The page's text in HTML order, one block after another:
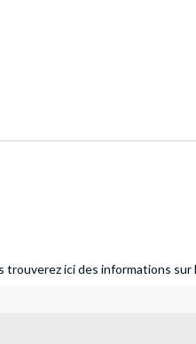
trouverez ici des informations sur